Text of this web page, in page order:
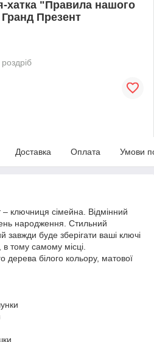
хатка "Правила нашого
Презент
Доставка Оплата Умови
ключниця сімейна. Відмінний
народження. Стильний
завжди буде зберігати ваші ключі
тому самому місці.
дерева білого кольору, матової